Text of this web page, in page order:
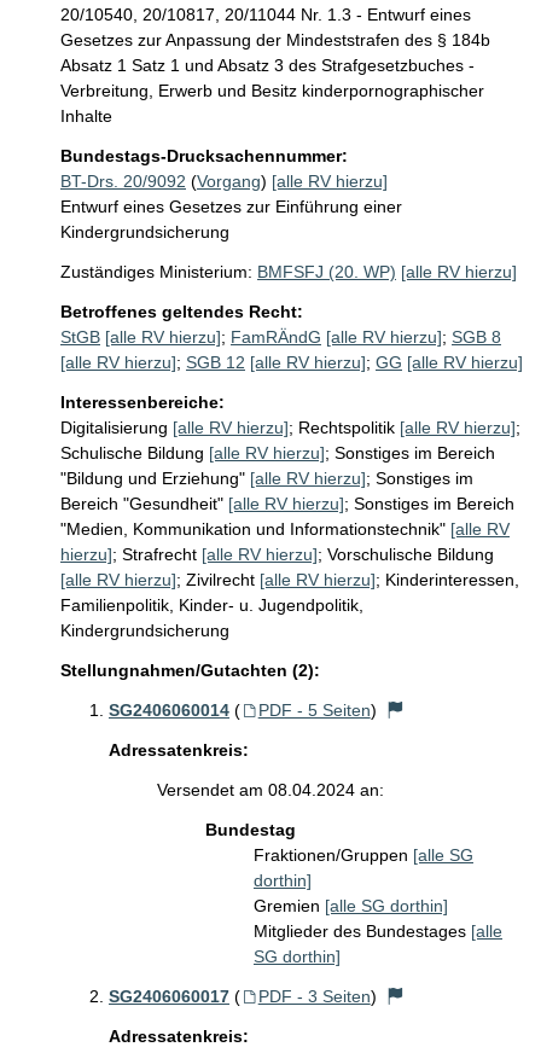
20/10540, 20/10817, 20/11044 Nr. 1.3 - Entwurf eines
Gesetzes zur Anpassung der Mindeststrafen des § 184b
Absatz 1 Satz 1 und Absatz 3 des Strafgesetzbuches -
Verbreitung, Erwerb und Besitz kinderpornographischer
Inhalte
Bundestags-Drucksachennummer:
BT-Drs. 20/9092 (Vorgang) [alle RV hierzu]
Entwurf eines Gesetzes zur Einführung einer
Kindergrundsicherung
Zuständiges Ministerium: BMFSFJ (20. WP) [alle RV hierzu]
Betroffenes geltendes Recht:
StGB [alle RV hierzu]; FamRÄndG [alle RV hierzu]; SGB 8
[alle RV hierzu]; SGB 12 [alle RV hierzu]; GG [alle RV hierzu]
Interessenbereiche:
Digitalisierung [alle RV hierzu]; Rechtspolitik [alle RV hierzu];
Schulische Bildung [alle RV hierzu]; Sonstiges im Bereich
"Bildung und Erziehung" [alle RV hierzu]; Sonstiges im
Bereich "Gesundheit" [alle RV hierzu]; Sonstiges im Bereich
"Medien, Kommunikation und Informationstechnik" [alle RV
hierzu]; Strafrecht [alle RV hierzu]; Vorschulische Bildung
[alle RV hierzu]; Zivilrecht [alle RV hierzu]; Kinderinteressen,
Familienpolitik, Kinder- u. Jugendpolitik,
Kindergrundsicherung
Stellungnahmen/Gutachten (2):
SG2406060014 ( PDF - 5 Seiten)
Adressatenkreis:
Versendet am 08.04.2024 an:
Bundestag
Fraktionen/Gruppen [alle SG
dorthin]
Gremien [alle SG dorthin]
Mitglieder des Bundestages [alle
SG dorthin]
SG2406060017 ( PDF - 3 Seiten)
Adressatenkreis: